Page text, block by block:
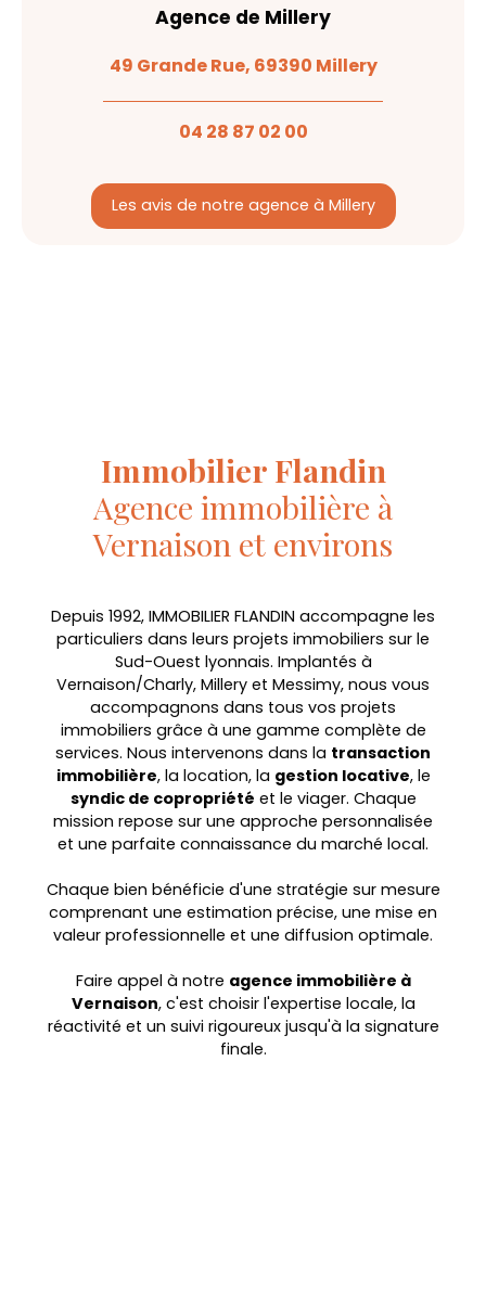
Agence de Millery
49 Grande Rue, 69390 Millery
04 28 87 02 00
Les avis de notre agence à Millery
Immobilier Flandin
Agence immobilière à
Vernaison et environs
Depuis 1992, IMMOBILIER FLANDIN accompagne les
particuliers dans leurs projets immobiliers sur le
Sud-Ouest lyonnais. Implantés à
Vernaison/Charly, Millery et Messimy, nous vous
accompagnons dans tous vos projets
immobiliers grâce à une gamme complète de
services. Nous intervenons dans la transaction
immobilière, la location, la gestion locative, le
syndic de copropriété et le viager. Chaque
mission repose sur une approche personnalisée
et une parfaite connaissance du marché local.
Chaque bien bénéficie d'une stratégie sur mesure
comprenant une estimation précise, une mise en
valeur professionnelle et une diffusion optimale.
Faire appel à notre agence immobilière à
Vernaison, c'est choisir l'expertise locale, la
réactivité et un suivi rigoureux jusqu'à la signature
finale.